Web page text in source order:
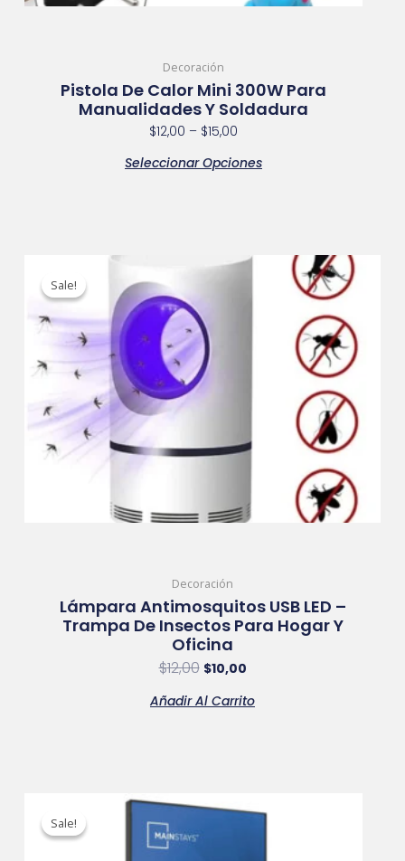
Decoración
Pistola De Calor Mini 300W Para
Manualidades Y Soldadura
$12,00 – $15,00
Seleccionar Opciones
en
de
producto
Sale!
Sale!
Decoración
Lámpara Antimosquitos USB LED –
Trampa De Insectos Para Hogar Y
Oficina
$12,00
Original
$12,00.
$10,00
Current
Añadir Al Carrito
Sale!
Sale!
Original
was:
price